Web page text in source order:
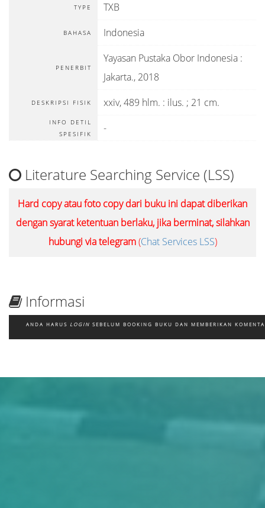
TYPE TXB
BAHASA Indonesia
PENERBIT
Yayasan Pustaka Obor Indonesia :
Jakarta., 2018
DESKRIPSI FISIK xxiv, 489 hlm. : ilus. ; 21 cm.
INFO DETIL
SPESIFIK
-
Literature Searching Service (LSS)
Hard copy atau foto copy dari buku ini dapat diberikan
dengan syarat ketentuan berlaku, jika berminat, silahkan
hubungi via telegram(Chat Services LSS)
Informasi
ANDA HARUS LOGIN SEBELUM BOOKING BUKU DAN MEMBERIKAN